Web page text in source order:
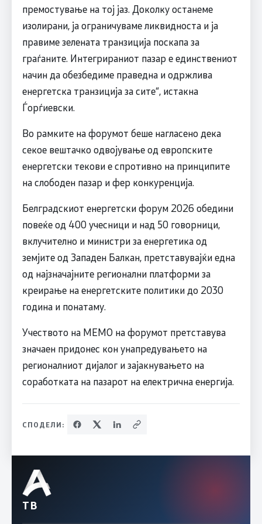
премостување на тој јаз. Доколку останеме
изолирани, ја ограничуваме ликвидноста и ја
правиме зелената транзиција поскапа за
граѓаните. Интегрираниот пазар е единствениот
начин да обезбедиме праведна и одржлива
енергетска транзиција за сите“, истакна
Ѓорѓиевски.
Во рамките на форумот беше нагласено дека
секое вештачко одвојување од европските
енергетски текови е спротивно на принципите
на слободен пазар и фер конкуренција.
Белградскиот енергетски форум 2026 обедини
повеќе од 400 учесници и над 50 говорници,
вклучително и министри за енергетика од
земјите од Западен Балкан, претставувајќи една
од најзначајните регионални платформи за
креирање на енергетските политики до 2030
година и понатаму.
Учеството на МЕМО на форумот претставува
значаен придонес кон унапредувањето на
регионалниот дијалог и зајакнувањето на
соработката на пазарот на електрична енергија.
СПОДЕЛИ:
ТВ